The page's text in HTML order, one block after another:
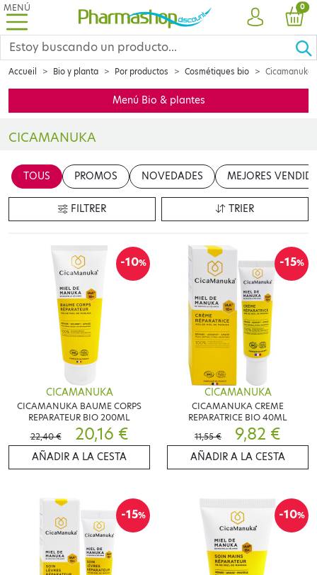
MENÚ
CUENTA
0
Accueil Bio y planta Por productos Cosmétiques bio Cicamanuka
Menú Bio & plantes
CICAMANUKA
en cliquant sur le bouton "Modifier le contenu"
TOUS PROMOS NOVEDADES MEJORES
FILTRER TRIER
-10%
CICAMANUKA
CICAMANUKA BAUME CORPS
REPARATEUR BIO 200ML
22,40 €
20,16 €
AÑADIR A LA CESTA
-15%
CICAMANUKA
CICAMANUKA CREME
REPARATRICE BIO 40ML
11,55 €
9,82 €
AÑADIR A LA CESTA
-15% -10%